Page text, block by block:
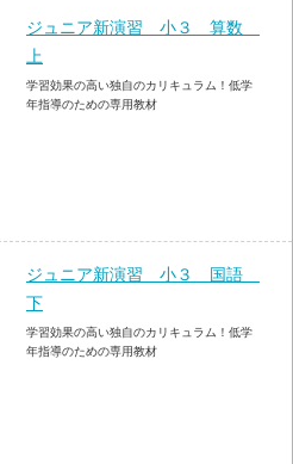
ジュニア新演習 小３ 算数
上
学習効果の高い独自のカリキュラム！低学
年指導のための専用教材
ジュニア新演習 小３ 国語
下
学習効果の高い独自のカリキュラム！低学
年指導のための専用教材